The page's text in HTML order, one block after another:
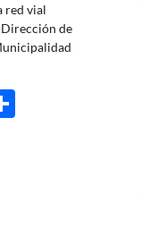
red vial
de
Share